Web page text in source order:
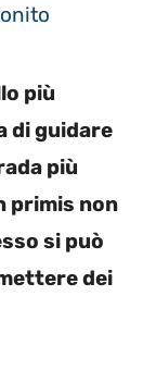
più
di guidare
più
primis non
si può
dei